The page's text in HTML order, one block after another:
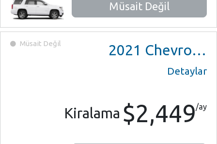
Müsait Değil
Müsait Değil 2021 Chevrolet Suburban
Detaylar
Kiralama $2,449/ay